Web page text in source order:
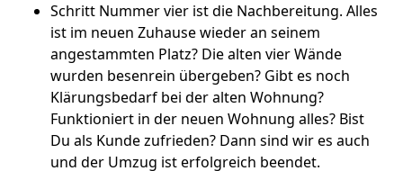
Schritt Nummer vier ist die Nachbereitung. Alles
ist im neuen Zuhause wieder an seinem
angestammten Platz? Die alten vier Wände
wurden besenrein übergeben? Gibt es noch
Klärungsbedarf bei der alten Wohnung?
Funktioniert in der neuen Wohnung alles? Bist
Du als Kunde zufrieden? Dann sind wir es auch
und der Umzug ist erfolgreich beendet.